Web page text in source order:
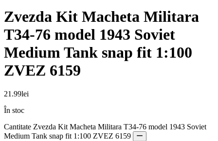
Zvezda Kit Macheta Militara
T34-76 model 1943 Soviet
Medium Tank snap fit 1:100
ZVEZ 6159
21.99lei
În stoc
Cantitate Zvezda Kit Macheta Militara T34-76 model 1943 Soviet
Medium Tank snap fit 1:100 ZVEZ 6159